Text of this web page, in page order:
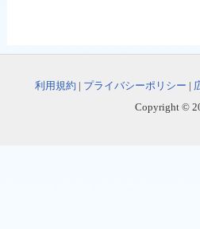
利用規約 | プライバシーポリシー |
Copyright ©